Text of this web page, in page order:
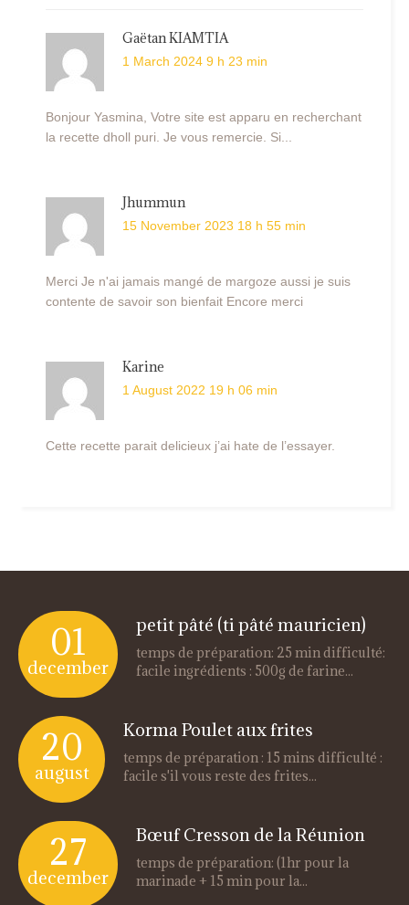
Gaëtan KIAMTIA
1 March 2024 9 h 23 min
Bonjour Yasmina, Votre site est apparu en recherchant
la recette dholl puri. Je vous remercie. Si...
Jhummun
15 November 2023 18 h 55 min
Merci Je n'ai jamais mangé de margoze aussi je suis
contente de savoir son bienfait Encore merci
Karine
1 August 2022 19 h 06 min
Cette recette parait delicieux j’ai hate de l’essayer.
01
december
petit pâté (ti pâté mauricien)
temps de préparation: 25 min difficulté:
facile ingrédients : 500g de farine...
20
august
Korma Poulet aux frites
temps de préparation : 15 mins difficulté :
facile s'il vous reste des frites...
27
december
Bœuf Cresson de la Réunion
temps de préparation: (1hr pour la
marinade + 15 min pour la...